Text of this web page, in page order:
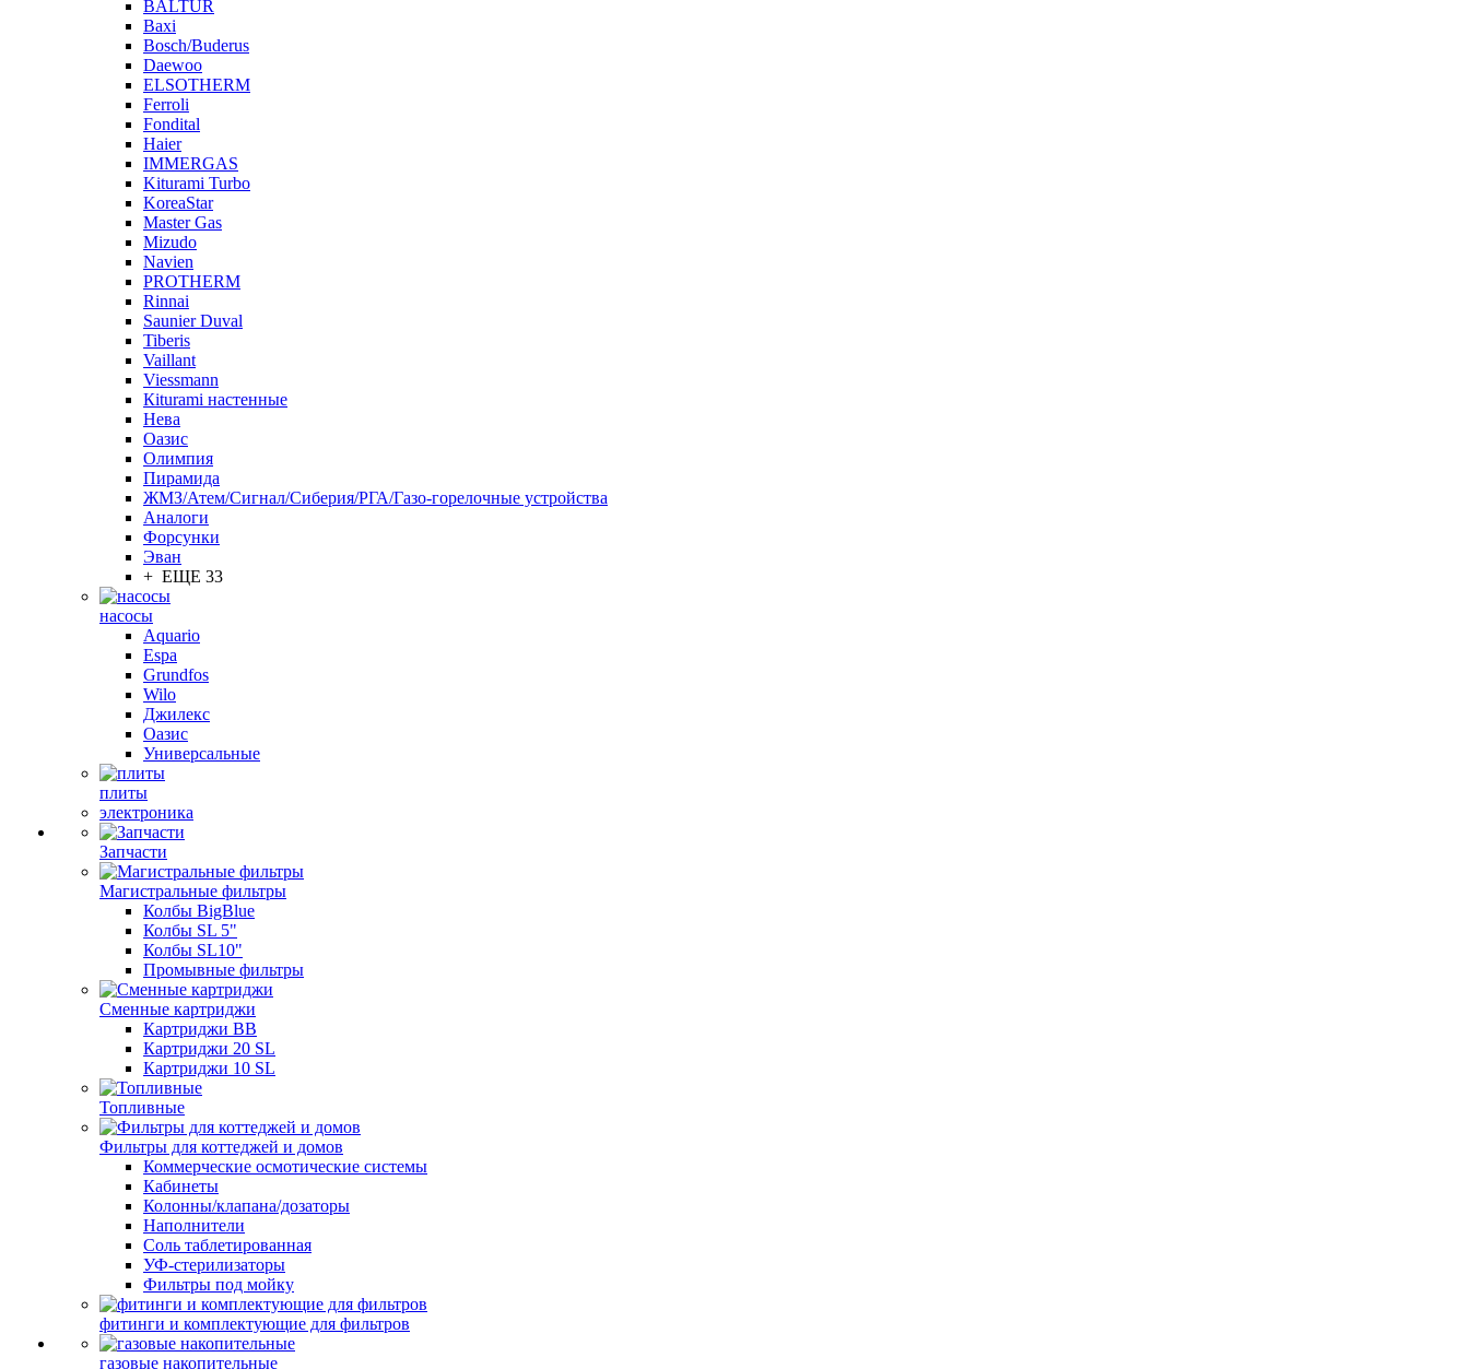
BALTUR
Baxi
Bosch/Buderus
Daewoo
ELSOTHERM
Ferroli
Fondital
Haier
IMMERGAS
Kiturami Turbo
KoreaStar
Master Gas
Mizudo
Navien
PROTHERM
Rinnai
Saunier Duval
Tiberis
Vaillant
Viessmann
Кiturami настенные
Нева
Оазис
Олимпия
Пирамида
ЖМЗ/Атем/Сигнал/Сиберия/РГА/Газо-горелочные устройства
Aналоги
Форсунки
Эван
+ ЕЩЕ 33
насосы
Aquario
Espa
Grundfos
Wilo
Джилекс
Оазис
Универсальные
плиты
электроника
Запчасти
Магистральные фильтры
Колбы BigBlue
Колбы SL 5"
Колбы SL10"
Промывные фильтры
Сменные картриджи
Картриджи BB
Картриджи 20 SL
Картриджи 10 SL
Топливные
Фильтры для коттеджей и домов
Коммерческие осмотические системы
Кабинеты
Колонны/клапана/дозаторы
Наполнители
Соль таблетированная
УФ-стерилизаторы
Фильтры под мойку
фитинги и комплектующие для фильтров
газовые накопительные